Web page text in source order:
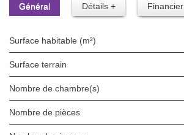
Général Détails + Financier
Surface habitable (m²)
surface terrain
Nombre de chambre(s)
Nombre de pièces